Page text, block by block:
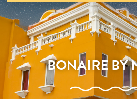
BONAIRE BY